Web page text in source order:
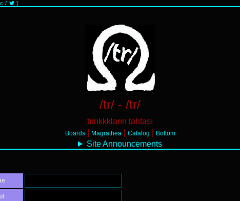
/ ]
/tr/ - /tr/
tırrıkkkların tahtası
Boards| Magrathea Catalog Bottom
Site Announcements